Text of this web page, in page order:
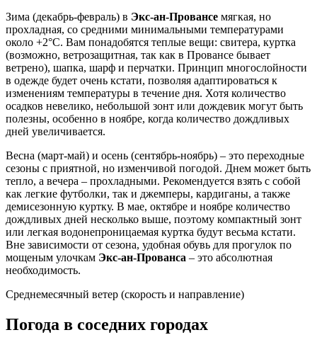
Зима (декабрь-февраль) в Экс-ан-Провансе мягкая, но
прохладная, со средними минимальными температурами
около +2°C. Вам понадобятся теплые вещи: свитера, куртка
(возможно, ветрозащитная, так как в Провансе бывает
ветрено), шапка, шарф и перчатки. Принцип многослойности
в одежде будет очень кстати, позволяя адаптироваться к
изменениям температуры в течение дня. Хотя количество
осадков невелико, небольшой зонт или дождевик могут быть
полезны, особенно в ноябре, когда количество дождливых
дней увеличивается.
Весна (март-май) и осень (сентябрь-ноябрь) – это переходные
сезоны с приятной, но изменчивой погодой. Днем может быть
тепло, а вечера – прохладными. Рекомендуется взять с собой
как легкие футболки, так и джемперы, кардиганы, а также
демисезонную куртку. В мае, октябре и ноябре количество
дождливых дней несколько выше, поэтому компактный зонт
или легкая водонепроницаемая куртка будут весьма кстати.
Вне зависимости от сезона, удобная обувь для прогулок по
мощеным улочкам Экс-ан-Прованса – это абсолютная
необходимость.
Среднемесячный ветер (скорость и направление)
Погода в соседних городах